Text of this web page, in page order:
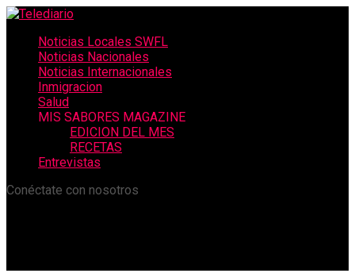
Noticias Locales SWFL
Noticias Nacionales
Noticias Internacionales
Inmigracion
Salud
MIS SABORES MAGAZINE
EDICION DEL MES
RECETAS
Entrevistas
Conéctate con nosotros